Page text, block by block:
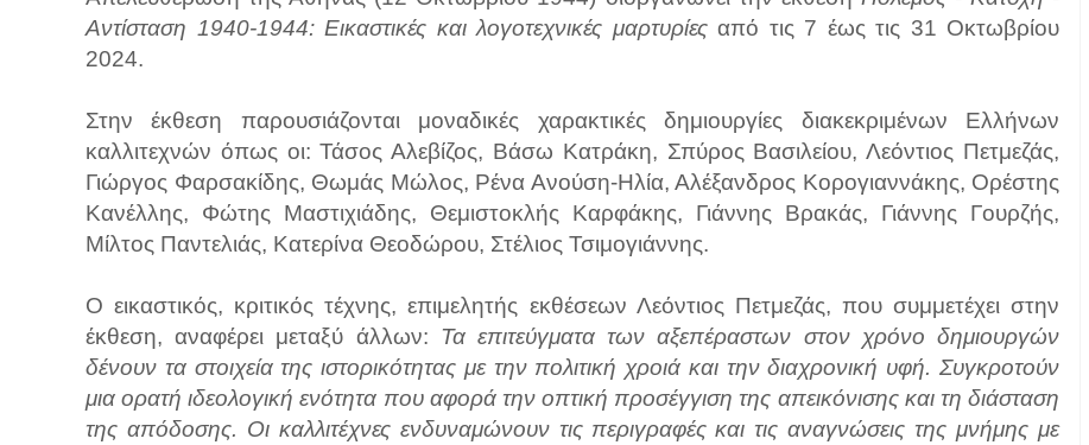
Αντίσταση 1940-1944: Εικαστικές και λογοτεχνικές μαρτυρίεςαπό τις 7 έως τις 31 Οκτωβρίου
2024.
Στην έκθεση παρουσιάζονται μοναδικές χαρακτικές δημιουργίες διακεκριμένων Ελλήνων
καλλιτεχνών όπως οι: Τάσος Αλεβίζος, Βάσω Κατράκη, Σπύρος Βασιλείου, Λεόντιος Πετμεζάς,
Γιώργος Φαρσακίδης, Θωμάς Μώλος, Ρένα Ανούση-Ηλία, Αλέξανδρος Κορογιαννάκης, Ορέστης
Κανέλλης, Φώτης Μαστιχιάδης, Θεμιστοκλής Καρφάκης, Γιάννης Βρακάς, Γιάννης Γουρζής,
Μίλτος Παντελιάς, Κατερίνα Θεοδώρου, Στέλιος Τσιμογιάννης.
Ο εικαστικός, κριτικός τέχνης, επιμελητής εκθέσεων Λεόντιος Πετμεζάς, που συμμετέχει στην
έκθεση, αναφέρει μεταξύ άλλων:
Τα επιτεύγματα των αξεπέραστων στον χρόνο δημιουργών
δένουν τα στοιχεία της ιστορικότητας με την πολιτική χροιά και την διαχρονική υφή. Συγκροτούν
μια ορατή ιδεολογική ενότητα που αφορά την οπτική προσέγγιση της απεικόνισης και τη διάσταση
της απόδοσης. Οι καλλιτέχνες ενδυναμώνουν τις περιγραφές και τις αναγνώσεις της μνήμης με